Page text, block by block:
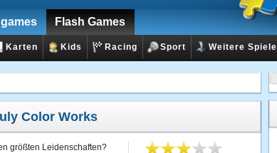
Flash Games
Karten Kids Racing Sport Weitere Spiele
Color Works
größten Leidenschaften?